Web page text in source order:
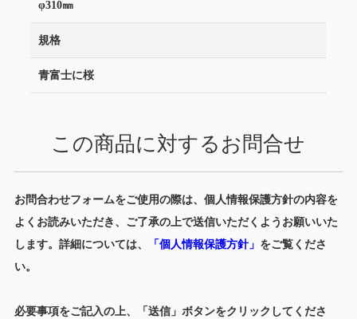
φ310㎜
規格
青富士に桜
この商品に対するお問合せ
お問合わせフォームをご使用の際は、個人情報保護方針の内容を
よくお読みいただき、ご了承の上で送信いただくようお願いいた
します。詳細については、
「個人情報保護方針」 をご覧くださ
い。
必要事項をご記入の上、「送信」ボタンをクリックしてくださ